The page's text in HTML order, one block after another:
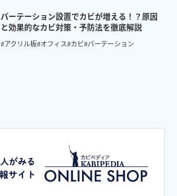
パーテーション設置でカビが増える！？原因
と効果的なカビ対策・予防法を徹底解説
#アクリル板#オフィス#カビ#パーテーション